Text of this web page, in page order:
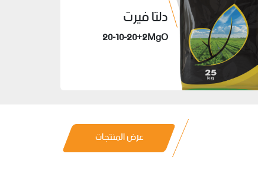
دلتا فيرت
20-10-20+2MgO
عرض المنتجات